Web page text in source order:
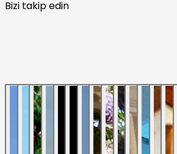
Bizi takip edin